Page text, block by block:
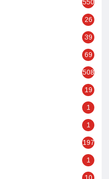
550
26
39
69
508
19
1
1
197
1